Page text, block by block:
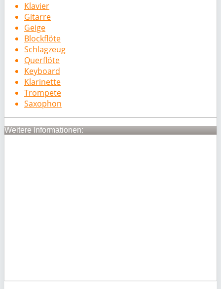
Klavier
Gitarre
Geige
Blockflöte
Schlagzeug
Querflöte
Keyboard
Klarinette
Trompete
Saxophon
Weitere Informationen: